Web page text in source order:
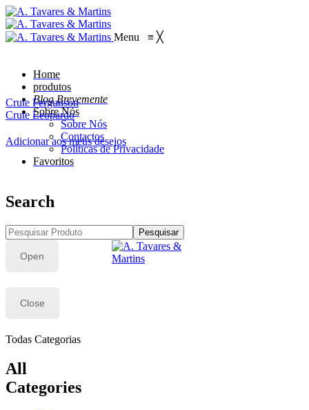
Menu ≡ ╳
Home
produtos
Blog Brevemente
Sobre Nós
Sobre Nós
Contactos
Políticas de Privacidade
Favoritos
Search
Pesquisar
Open
Close
Todas Categorias
All
Categories
Crute Fergunson
Crute Leopardo
Adicionar aos meus desejos